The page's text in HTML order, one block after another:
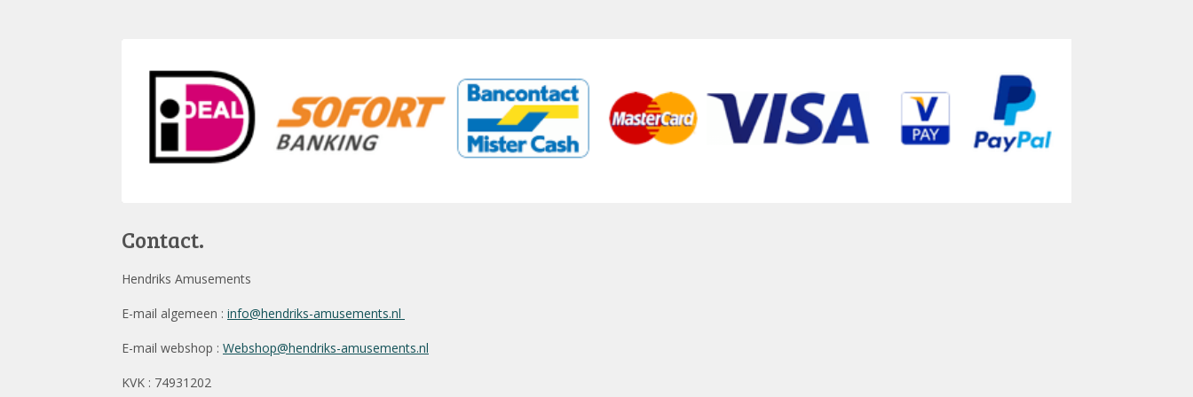
Contact.
Hendriks Amusements
E-mail algemeen : info@hendriks-amusements.nl
E-mail webshop : Webshop@hendriks-amusements.nl
KVK : 74931202